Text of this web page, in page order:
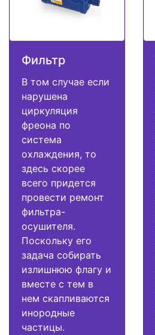
Фильтр
В том случае если
нарушена
циркуляция
фреона по
система
охлаждения, то
здесь скорее
всего придется
провести ремонт
фильтра-
осушителя.
Поскольку его
задача собирать
излишнюю флагу и
вместе с тем в
нем скапливаются
инородные
частицы.